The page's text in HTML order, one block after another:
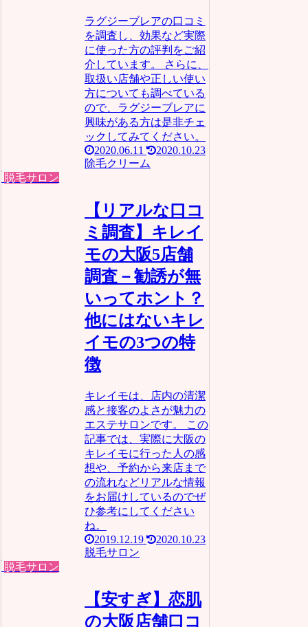
ラグジーブレアの口コミ
を調査し、効果など実際
に使った方の評判をご紹
介しています。 さらに、
取扱い店舗や正しい使い
方についても調べている
ので、ラグジーブレアに
興味がある方は是非チェ
ックしてみてください。
2020.06.11
2020.10.23
除毛クリーム
脱毛サロン
【リアルな口コ
ミ調査】キレイ
モの大阪5店舗
調査－勧誘が無
いってホント？
他にはないキレ
イモの3つの特
徴
キレイモは、店内の清潔
感と接客のよさが魅力の
エステサロンです。 この
記事では、実際に大阪の
キレイモに行った人の感
想や、予約から来店まで
の流れなどリアルな情報
をお届けしているのでぜ
ひ参考にしてください
ね。
2019.12.19
2020.10.23
脱毛サロン
脱毛サロン
【安すぎ】恋肌
の大阪店舗口コ